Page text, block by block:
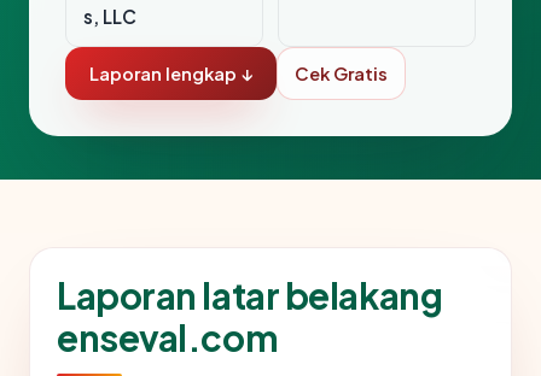
s, LLC
Laporan lengkap ↓ Cek Gratis
Laporan latar belakang
enseval.com